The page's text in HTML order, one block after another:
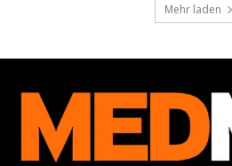
Mehr laden